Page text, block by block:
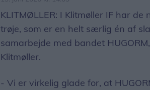
KLITMØLLER: I Klitmøller IF har
trøje, som er en helt særlig én af
samarbejde med bandet
Klitmøller.
- Vi er virkelig glade for, at